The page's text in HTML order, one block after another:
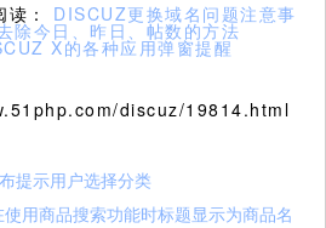
： DISCUZ更换域名问题注意事
除今日、昨日、帖数的方法
X的各种应用弹窗提醒
discuz/19814.html
提示用户选择分类
用商品搜索功能时标题显示为商品名